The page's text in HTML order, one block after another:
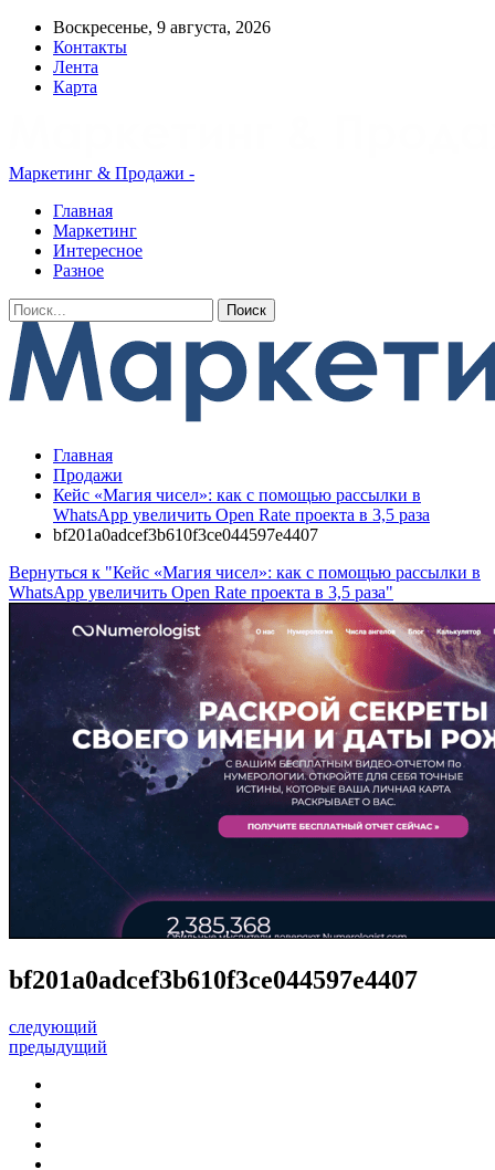
Воскресенье, 9 августа, 2026
Контакты
Лента
Карта
Маркетинг & Продажи -
Главная
Маркетинг
Интересное
Разное
Главная
Продажи
Кейс «Магия чисел»: как с помощью рассылки в
WhatsApp увеличить Open Rate проекта в 3,5 раза
bf201a0adcef3b610f3ce044597e4407
Вернуться к "Кейс «Магия чисел»: как с помощью рассылки в
WhatsApp увеличить Open Rate проекта в 3,5 раза"
bf201a0adcef3b610f3ce044597e4407
следующий
предыдущий